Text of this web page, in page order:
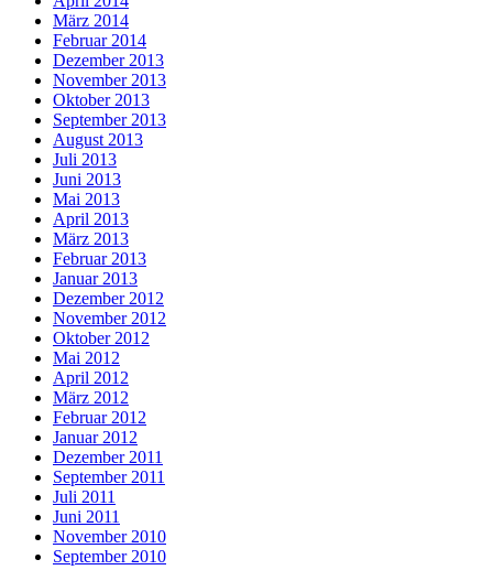
März 2014
Februar 2014
Dezember 2013
November 2013
Oktober 2013
September 2013
August 2013
Juli 2013
Juni 2013
Mai 2013
April 2013
März 2013
Februar 2013
Januar 2013
Dezember 2012
November 2012
Oktober 2012
Mai 2012
April 2012
März 2012
Februar 2012
Januar 2012
Dezember 2011
September 2011
Juli 2011
Juni 2011
November 2010
September 2010